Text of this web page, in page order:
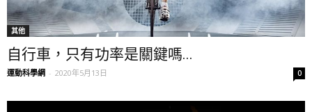
其他
自行車，只有功率是關鍵嗎...
運動科學網 - 2020年5月13日 0